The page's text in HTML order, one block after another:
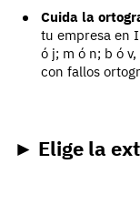
Cuida la
tu empresa en
ó j; m ó n; b ó
con fallos
► Elige la